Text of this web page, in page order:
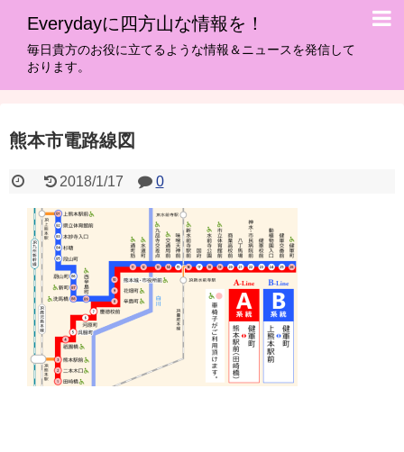
Everydayに四方山な情報を！
毎日貴方のお役に立てるような情報＆ニュースを発信して
おります。
熊本市電路線図
2018/1/17 0